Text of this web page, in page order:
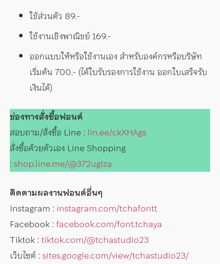
ใช้ส่วนตัว 89.-
ใช้งานเชิงพาณิชย์ 169.-
ออกแบบให้หรือใช้งานเอง สำหรับองค์กรหรือบริษัท
เริ่มต้น 700.- (ได้ใบรับรองการใช้งาน ออกใบเสร็จรับ
เงินได้)
ช่องทางสั่งซื้อฟอนต์
สอบถาม/สั่งซื้อ Line : lin.ee/ckXHAgs
สั่งซื้อด้วยตัวเอง Line Shopping
:shop.line.me/@372uglza
ติดตามผลงานฟอนต์อื่นๆ
Instagram : instagram.com/tchafontt
Facebook :facebook.com/font.tchaya
Tiktok :tiktok.com/@tchastudio23
เว็บไซต์ :sites.google.com/view/tchastudio23/